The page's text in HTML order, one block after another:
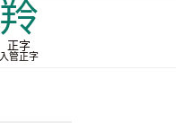
羚
正字
入管正字